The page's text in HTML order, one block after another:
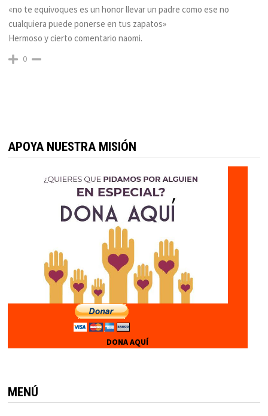
«no te equivoques es un honor llevar un padre como ese no
cualquiera puede ponerse en tus zapatos»
Hermoso y cierto comentario naomi.
0
APOYA NUESTRA MISIÓN
DONA AQUÍ
MENÚ